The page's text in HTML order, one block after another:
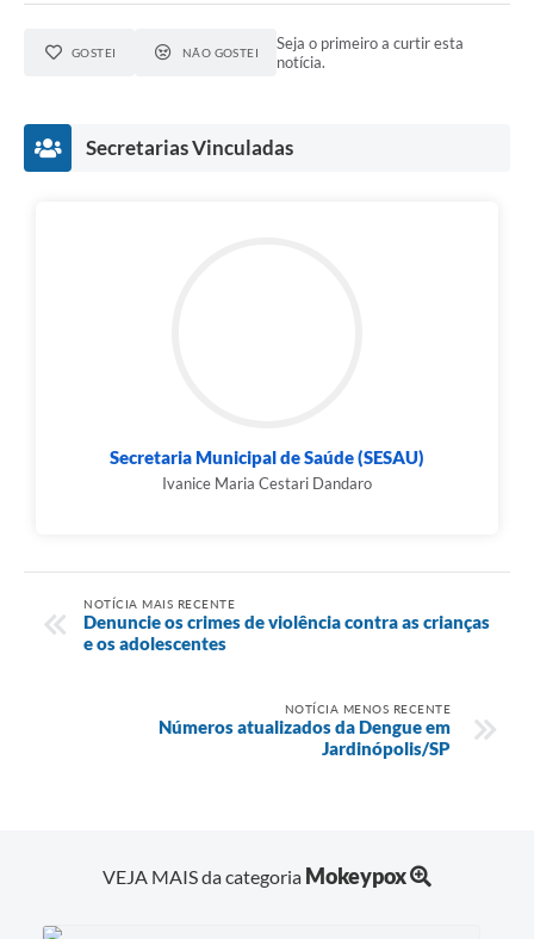
GOSTEI NÃO GOSTEI
Seja o primeiro a curtir esta
notícia.
Secretarias Vinculadas
Secretaria Municipal de Saúde (SESAU)
Ivanice Maria Cestari Dandaro
NOTÍCIA MAIS RECENTE
Denuncie os crimes de violência contra as crianças
e os adolescentes
NOTÍCIA MENOS RECENTE
Números atualizados da Dengue em
Jardinópolis/SP
VEJA MAIS da categoria Mokeypox